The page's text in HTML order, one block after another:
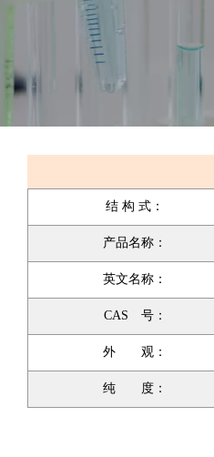
结 构 式：
产品名称：
英文名称：
CAS 号：
外 观：
纯 度：